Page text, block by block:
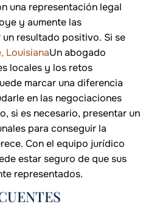
una representación legal
y aumente las
resultado positivo. Si se
LouisianaUn abogado
locales y los retos
marcar una diferencia
en las negociaciones
si es necesario, presentar un
para conseguir la
Con el equipo jurídico
estar seguro de que sus
representados.